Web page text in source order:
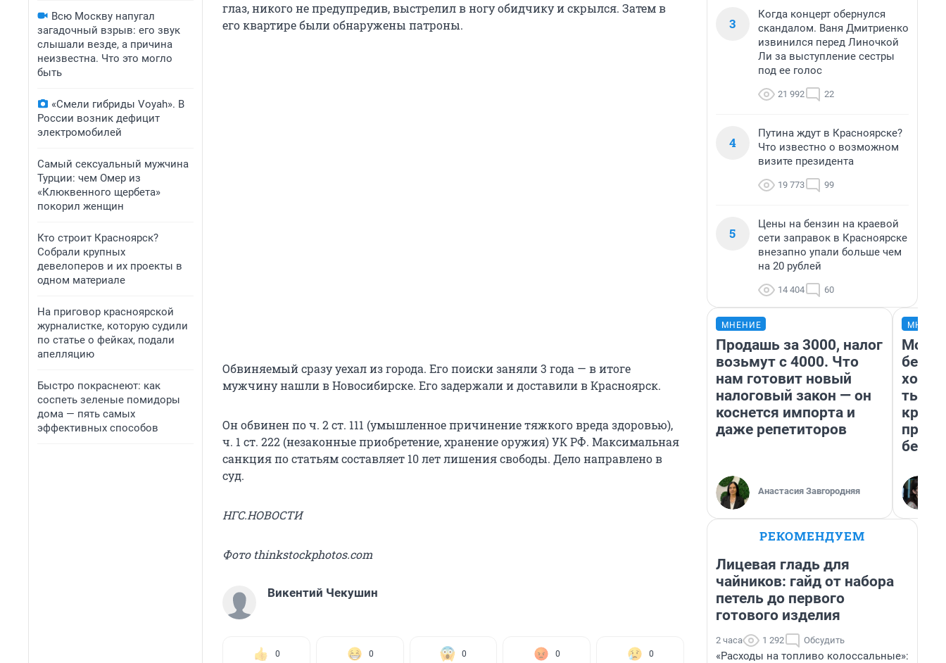
Всю Москву напугал
загадочный взрыв: его звук
слышали везде, а причина
неизвестна. Что это могло
быть
«Смели гибриды Voyah». В
России возник дефицит
электромобилей
Самый сексуальный мужчина
Турции: чем Омер из
«Клюквенного щербета»
покорил женщин
Кто строит Красноярск?
Собрали крупных
девелоперов и их проекты в
одном материале
На приговор красноярской
журналистке, которую судили
по статье о фейках, подали
апелляцию
Быстро покраснеют: как
соспеть зеленые помидоры
дома — пять самых
эффективных способов
глаз, никого не предупредив, выстрелил в ногу обидчику и скрылся. Затем в
его квартире были обнаружены патроны.
Обвиняемый сразу уехал из города. Его поиски заняли 3 года — в итоге
мужчину нашли в Новосибирске. Его задержали и доставили в Красноярск.
Он обвинен по ч. 2 ст. 111 (умышленное причинение тяжкого вреда здоровью),
ч. 1 ст. 222 (незаконные приобретение, хранение оружия) УК РФ. Максимальная
санкция по статьям составляет 10 лет лишения свободы. Дело направлено в
суд.
НГС.НОВОСТИ
Фото thinkstockphotos.com
Викентий Чекушин
0 0 0 0 0
3
Когда концерт обернулся
скандалом. Ваня Дмитриенко
извинился перед Линочкой
Ли за выступление сестры
под ее голос
21 992 22
4
Путина ждут в Красноярске?
Что известно о возможном
визите президента
19 773 99
5
Цены на бензин на краевой
сети заправок в Красноярске
внезапно упали больше чем
на 20 рублей
14 404 60
МНЕНИЕ
Продашь за 3000, налог
возьмут с 4000. Что
нам готовит новый
налоговый закон — он
коснется импорта и
даже репетиторов
Анастасия Завгородняя
Мой
РЕКОМЕНДУЕМ
Лицевая гладь для
чайников: гайд от набора
петель до первого
готового изделия
2 часа 1 292 Обсудить
«Расходы на топливо колоссальные»: